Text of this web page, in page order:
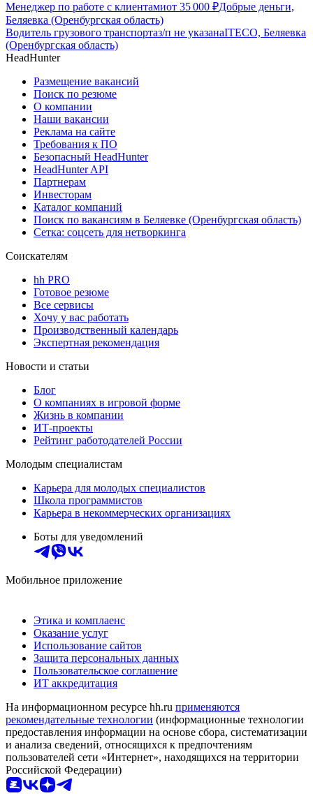
Менеджер по работе с клиентамиот 35 000 ₽Добрые деньги,
Беляевка (Оренбургская область)
Водитель грузового транспортаз/п не указанаITECO, Беляевка
(Оренбургская область)
HeadHunter
Размещение вакансий
Поиск по резюме
О компании
Наши вакансии
Реклама на сайте
Требования к ПО
Безопасный HeadHunter
HeadHunter API
Партнерам
Инвесторам
Каталог компаний
Поиск по вакансиям в Беляевке (Оренбургская область)
Сетка: соцсеть для нетворкинга
Соискателям
hh PRO
Готовое резюме
Все сервисы
Хочу у вас работать
Производственный календарь
Экспертная рекомендация
Новости и статьи
Блог
О компаниях в игровой форме
Жизнь в компании
ИТ-проекты
Рейтинг работодателей России
Молодым специалистам
Карьера для молодых специалистов
Школа программистов
Карьера в некоммерческих организациях
Боты для уведомлений
Мобильное приложение
Этика и комплаенс
Оказание услуг
Использование сайтов
Защита персональных данных
Пользовательское соглашение
ИТ аккредитация
На информационном ресурсе hh.ru применяются
рекомендательные технологии (информационные технологии
предоставления информации на основе сбора, систематизации
и анализа сведений, относящихся к предпочтениям
пользователей сети «Интернет», находящихся на территории
Российской Федерации)